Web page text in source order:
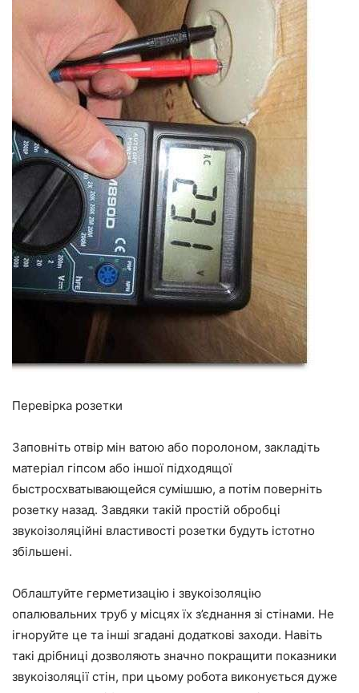
Перевірка розетки
Заповніть отвір мін ватою або поролоном, закладіть
матеріал гіпсом або іншої підходящої
быстросхватывающейся сумішшю, а потім поверніть
розетку назад. Завдяки такій простій обробці
звукоізоляційні властивості розетки будуть істотно
збільшені.
Облаштуйте герметизацію і звукоізоляцію
опалювальних труб у місцях їх з’єднання зі стінами. Не
ігноруйте це та інші згадані додаткові заходи. Навіть
такі дрібниці дозволяють значно покращити показники
звукоізоляції стін, при цьому робота виконується дуже